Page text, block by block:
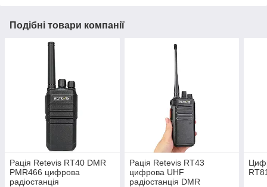
Подібні товари компанії
Рація Retevis RT40 DMR
PMR466 цифрова
радіостанція
Рація Retevis RT43
цифрова UHF
радіостанція DMR